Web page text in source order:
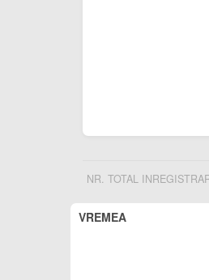
NR. TOTAL
VREMEA